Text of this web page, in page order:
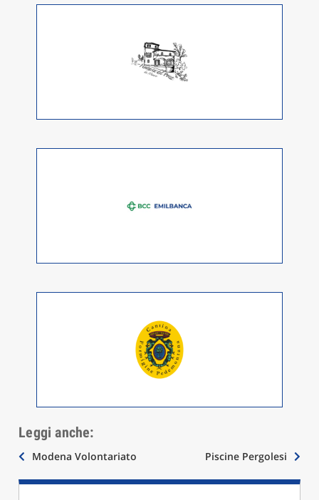
Leggi anche:
Navigazione
articoli
Modena Volontariato Piscine Pergolesi